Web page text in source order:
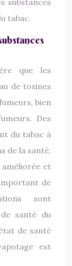
substances
tabac.
que les
de toxines
bien
Des
du tabac à
de la santé,
améliorée et
de
sont
santé du
de santé
est